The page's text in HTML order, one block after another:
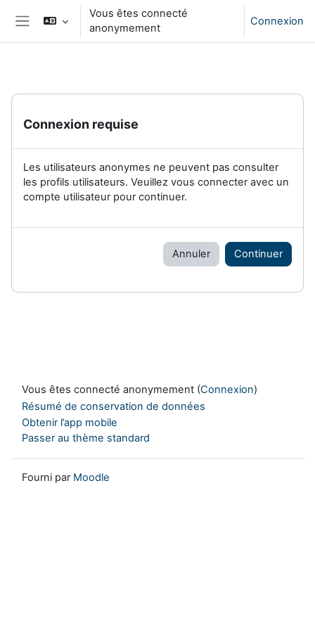
Passer au contenu principal
Panneau latéral
Vous êtes connecté
anonymement
Connexion
Connexion requise
Les utilisateurs anonymes ne peuvent pas consulter
les profils utilisateurs. Veuillez vous connecter avec un
compte utilisateur pour continuer.
Annuler Continuer
Vous êtes connecté anonymement (Connexion)
Résumé de conservation de données
Obtenir l’app mobile
Passer au thème standard
Fourni par Moodle